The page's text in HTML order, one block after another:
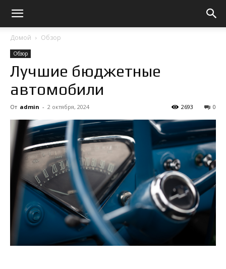
Домой Обзор
Обзор
Лучшие бюджетные
автомобили
От admin - 2 октября, 2024 0
2693